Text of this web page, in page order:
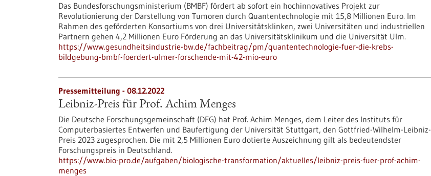
Das Bundesforschungsministerium (BMBF) fördert ab sofort ein hochinnovatives Projekt zur
Revolutionierung der Darstellung von Tumoren durch Quantentechnologie mit 15,8 Millionen Euro. Im
Rahmen des geförderten Konsortiums von drei Universitätsklinken, zwei Universitäten und industriellen
Partnern gehen 4,2 Millionen Euro Förderung an das Universitätsklinikum und die Universität Ulm.
https://www.gesundheitsindustrie-bw.de/fachbeitrag/pm/quantentechnologie-fuer-die-krebs-
bildgebung-bmbf-foerdert-ulmer-forschende-mit-42-mio-euro
Pressemitteilung - 08.12.2022
Leibniz-Preis für Prof. Achim Menges
Die Deutsche Forschungsgemeinschaft (DFG) hat Prof. Achim Menges, dem Leiter des Instituts für
Computerbasiertes Entwerfen und Baufertigung der Universität Stuttgart, den Gottfried-Wilhelm-Leibniz-
Preis 2023 zugesprochen. Die mit 2,5 Millionen Euro dotierte Auszeichnung gilt als bedeutendster
Forschungspreis in Deutschland.
https://www.bio-pro.de/aufgaben/biologische-transformation/aktuelles/leibniz-preis-fuer-prof-achim-
menges